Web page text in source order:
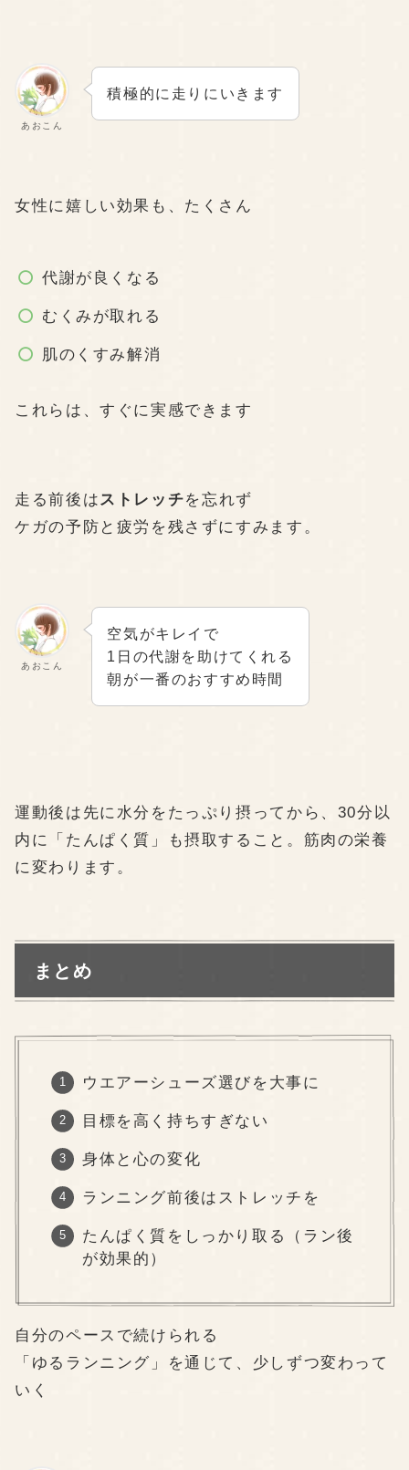
あおこん
積極的に走りにいきます
女性に嬉しい効果も、たくさん
代謝が良くなる
むくみが取れる
肌のくすみ解消
これらは、すぐに実感できます
走る前後はストレッチを忘れず
ケガの予防と疲労を残さずにすみます。
あおこん
空気がキレイで
1日の代謝を助けてくれる
朝が一番のおすすめ時間
運動後は先に水分をたっぷり摂ってから、30分以
内に「たんぱく質」も摂取すること。筋肉の栄養
に変わります。
まとめ
ウエアーシューズ選びを大事に
目標を高く持ちすぎない
身体と心の変化
ランニング前後はストレッチを
たんぱく質をしっかり取る（ラン後
が効果的）
自分のペースで続けられる
「ゆるランニング」を通じて、少しずつ変わって
いく